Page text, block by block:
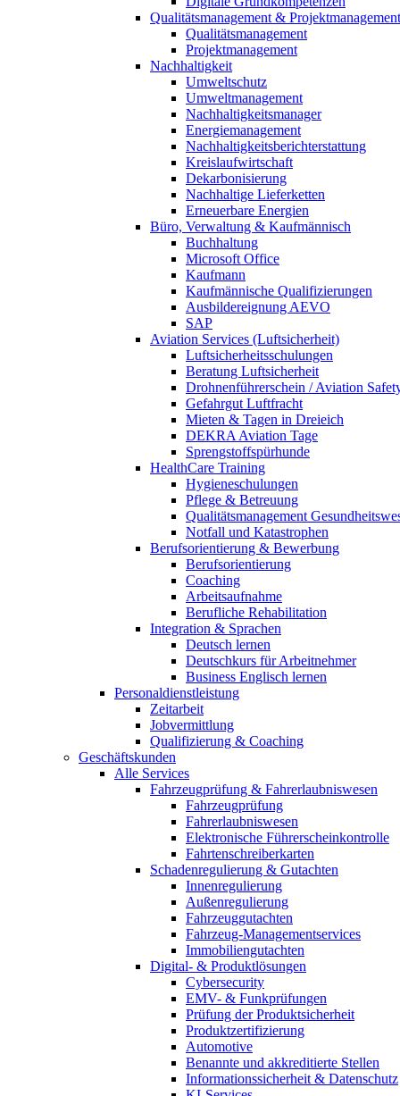
Qualitätsmanagement & Projektmanagement
Qualitätsmanagement
Projektmanagement
Nachhaltigkeit
Umweltschutz
Umweltmanagement
Nachhaltigkeitsmanager
Energiemanagement
Nachhaltigkeitsberichterstattung
Kreislaufwirtschaft
Dekarbonisierung
Nachhaltige Lieferketten
Erneuerbare Energien
Büro, Verwaltung & Kaufmännisch
Buchhaltung
Microsoft Office
Kaufmann
Kaufmännische Qualifizierungen
Ausbildereignung AEVO
SAP
Aviation Services (Luftsicherheit)
Luftsicherheitsschulungen
Beratung Luftsicherheit
Drohnenführerschein / Aviation
Gefahrgut Luftfracht
Mieten & Tagen in Dreieich
DEKRA Aviation Tage
Sprengstoffspürhunde
HealthCare Training
Hygieneschulungen
Pflege & Betreuung
Qualitätsmanagement
Notfall und Katastrophen
Berufsorientierung & Bewerbung
Berufsorientierung
Coaching
Arbeitsaufnahme
Berufliche Rehabilitation
Integration & Sprachen
Deutsch lernen
Deutschkurs für Arbeitnehmer
Business Englisch lernen
Personaldienstleistung
Zeitarbeit
Jobvermittlung
Qualifizierung & Coaching
Geschäftskunden
Alle Services
Fahrzeugprüfung & Fahrerlaubniswesen
Fahrzeugprüfung
Fahrerlaubniswesen
Elektronische Führerscheinkontrolle
Fahrtenschreiberkarten
Schadenregulierung & Gutachten
Innenregulierung
Außenregulierung
Fahrzeuggutachten
Fahrzeug-Managementservices
Immobiliengutachten
Digital- & Produktlösungen
Cybersecurity
EMV- & Funkprüfungen
Prüfung der Produktsicherheit
Produktzertifizierung
Automotive
Benannte und akkreditierte Stellen
Informationssicherheit & Datenschutz